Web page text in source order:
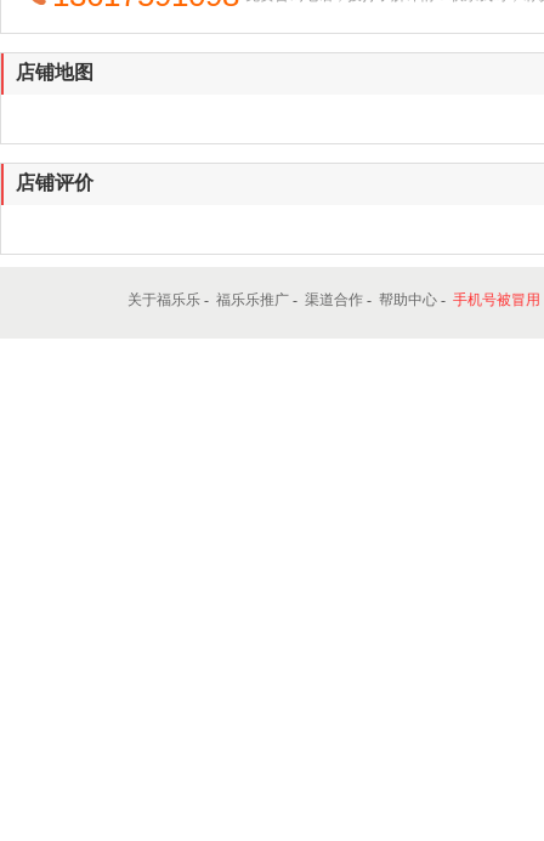
店铺地图
店铺评价
关于福乐乐 - 福乐乐推广 - 渠道合作 - 帮助中心 - 手机号被冒用